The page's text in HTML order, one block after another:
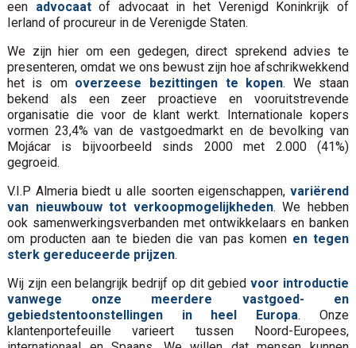
een advocaatof advocaat in het Verenigd Koninkrijk of
Ierland of procureur in de Verenigde Staten.
We zijn hier om een gedegen, direct sprekend advies te
presenteren, omdat we ons bewust zijn hoe afschrikwekkend
het is om overzeese bezittingen te kopen. We staan
bekend als een zeer proactieve en vooruitstrevende
organisatie die voor de klant werkt. Internationale kopers
vormen 23,4% van de vastgoedmarkt en de bevolking van
Mojácar is bijvoorbeeld sinds 2000 met 2.000 (41%)
gegroeid.
V.I.P Almeria biedt u alle soorten eigenschappen,variërend
van nieuwbouw tot verkoopmogelijkheden. We hebben
ook samenwerkingsverbanden met ontwikkelaars en banken
om producten aan te bieden die van pas komen en tegen
sterk gereduceerde prijzen.
Wij zijn een belangrijk bedrijf op dit gebiedvoor introductie
vanwege onze meerdere vastgoed- en
gebiedstentoonstellingen in heel Europa. Onze
klantenportefeuille varieert tussen Noord-Europees,